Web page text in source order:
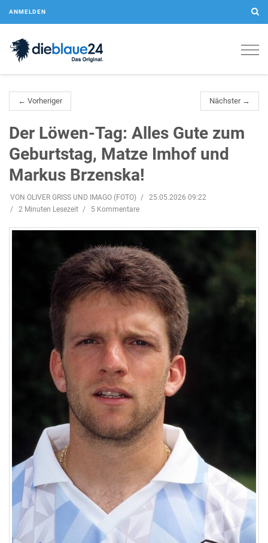
ANMELDEN
← Vorheriger Nächster →
Der Löwen-Tag: Alles Gute zum
Geburtstag, Matze Imhof und
Markus Brzenska!
VON OLIVER GRISS UND IMAGO (FOTO)
25.05.2026 09:22
2 Minuten Lesezeit
5 Kommentare